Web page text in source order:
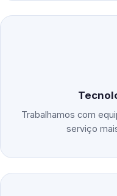
Trabalhamos com
serviço